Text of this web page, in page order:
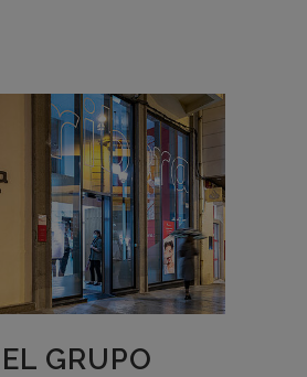
EL GRUPO